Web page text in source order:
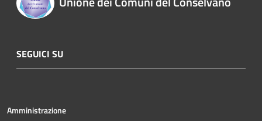
SEGUICI SU
Amministrazione